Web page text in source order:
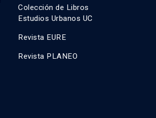
Colección de Libros
Estudios Urbanos UC
Revista EURE
Revista PLANEO